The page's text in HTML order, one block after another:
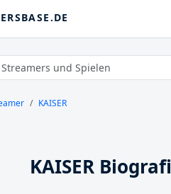
KAISER
KAISER